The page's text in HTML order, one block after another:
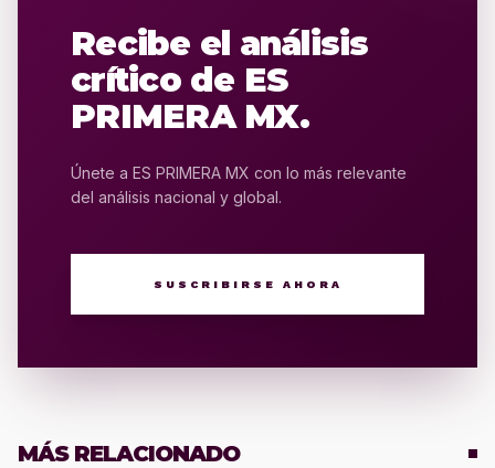
Recibe el análisis
crítico de ES
PRIMERA MX.
Únete a ES PRIMERA MX con lo más relevante
del análisis nacional y global.
SUSCRIBIRSE AHORA
MÁS RELACIONADO